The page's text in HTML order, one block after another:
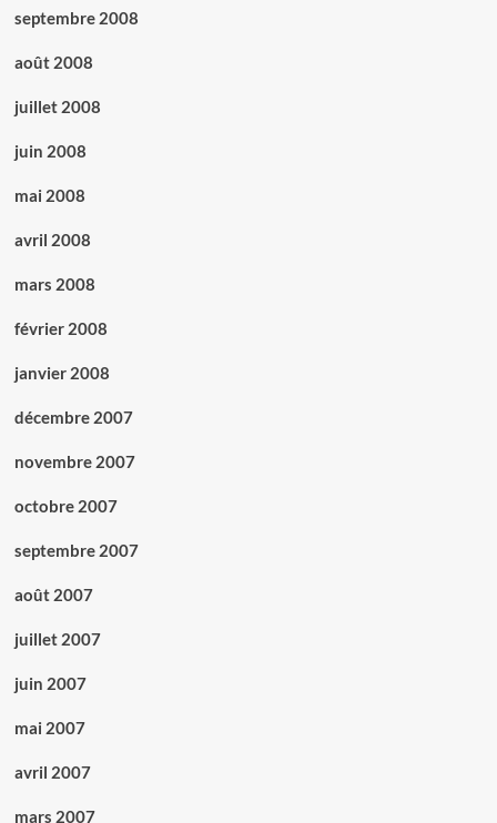
septembre 2008
août 2008
juillet 2008
juin 2008
mai 2008
avril 2008
mars 2008
février 2008
janvier 2008
décembre 2007
novembre 2007
octobre 2007
septembre 2007
août 2007
juillet 2007
juin 2007
mai 2007
avril 2007
mars 2007